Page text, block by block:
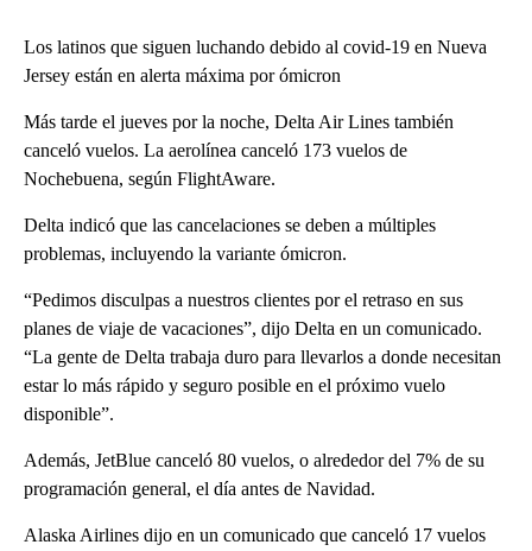
Los latinos que siguen luchando debido al covid-19 en Nueva
Jersey están en alerta máxima por ómicron
Más tarde el jueves por la noche, Delta Air Lines también
canceló vuelos. La aerolínea canceló 173 vuelos de
Nochebuena, según FlightAware.
Delta indicó que las cancelaciones se deben a múltiples
problemas, incluyendo la variante ómicron.
“Pedimos disculpas a nuestros clientes por el retraso en sus
planes de viaje de vacaciones”, dijo Delta en un comunicado.
“La gente de Delta trabaja duro para llevarlos a donde necesitan
estar lo más rápido y seguro posible en el próximo vuelo
disponible”.
Además, JetBlue canceló 80 vuelos, o alrededor del 7% de su
programación general, el día antes de Navidad.
Alaska Airlines dijo en un comunicado que canceló 17 vuelos